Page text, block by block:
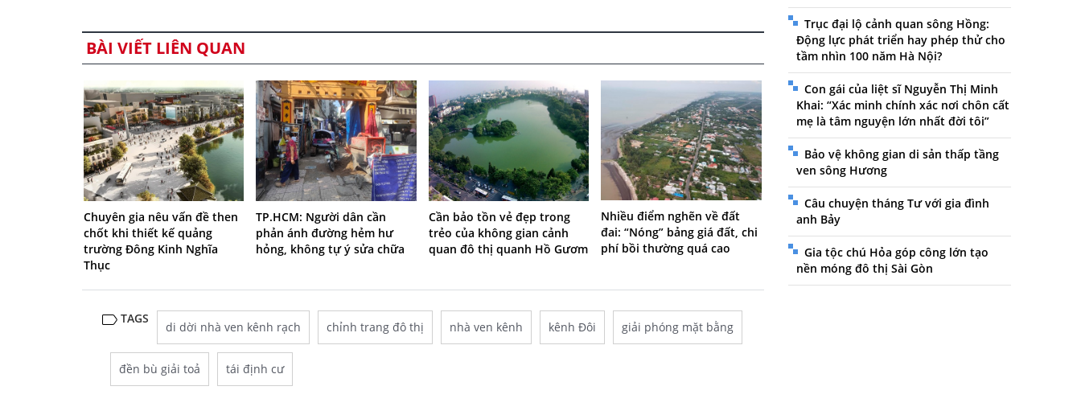
BÀI VIẾT LIÊN QUAN
Chuyên gia nêu vấn đề then
chốt khi thiết kế quảng
trường Đông Kinh Nghĩa
Thục
TP.HCM: Người dân cần
phản ánh đường hẻm hư
hỏng, không tự ý sửa chữa
Cần bảo tồn vẻ đẹp trong
trẻo của không gian cảnh
quan đô thị quanh Hồ Gươm
Nhiều điểm nghẽn về đất
đai: “Nóng” bảng giá đất, chi
phí bồi thường quá cao
TAGS
di dời nhà ven kênh rạch chỉnh trang đô thị nhà ven kênh kênh Đôi giải phóng mặt bằng
đền bù giải toả tái định cư
Trục đại lộ cảnh quan sông Hồng:
Động lực phát triển hay phép thử cho
tầm nhìn 100 năm Hà Nội?
Con gái của liệt sĩ Nguyễn Thị Minh
Khai: “Xác minh chính xác nơi chôn cất
mẹ là tâm nguyện lớn nhất đời tôi”
Bảo vệ không gian di sản thấp tầng
ven sông Hương
Câu chuyện tháng Tư với gia đình
anh Bảy
Gia tộc chú Hỏa góp công lớn tạo
nền móng đô thị Sài Gòn